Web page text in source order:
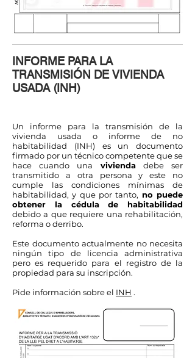
INFORME PARA LA
TRANSMISIÓN DE VIVIENDA
USADA (INH)
Un informe para la transmisión de la
vivienda usada o informe de no
habitabilidad (INH) es un documento
firmado por un técnico competente que se
hace cuando una viviendadebe ser
transmitido a otra persona y este no
cumple las condiciones mínimas de
habitabilidad, y que por tanto, no puede
obtener la cédula de habitabilidad
debido a que requiere una rehabilitación,
reforma o derribo.
Este documento actualmente no necesita
ningún tipo de licencia administrativa
pero es requerido para el registro de la
propiedad para su inscripción.
Pide información sobre el INH .